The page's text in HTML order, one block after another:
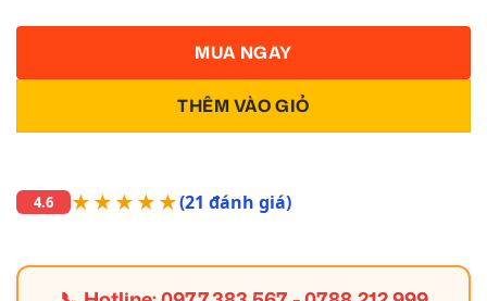
THÊM VÀO GIỎ
MUA NGAY
4.6 ★★★★★(21 đánh giá)